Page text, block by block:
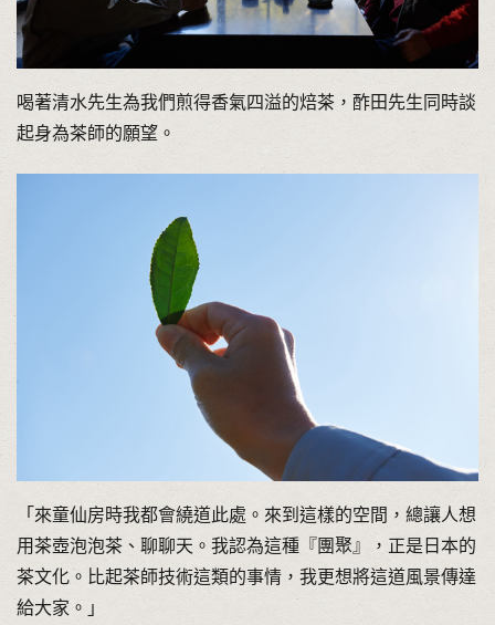
喝著清水先生為我們煎得香氣四溢的焙茶，酢田先生同時談
起身為茶師的願望。
「來童仙房時我都會繞道此處。來到這樣的空間，總讓人想
用茶壺泡泡茶、聊聊天。我認為這種『團聚』，正是日本的
茶文化。比起茶師技術這類的事情，我更想將這道風景傳達
給大家。」